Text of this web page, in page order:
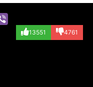
13551 4761